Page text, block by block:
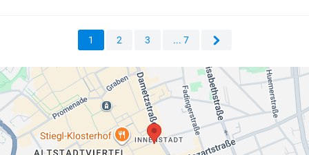
1 2 3 ... 7